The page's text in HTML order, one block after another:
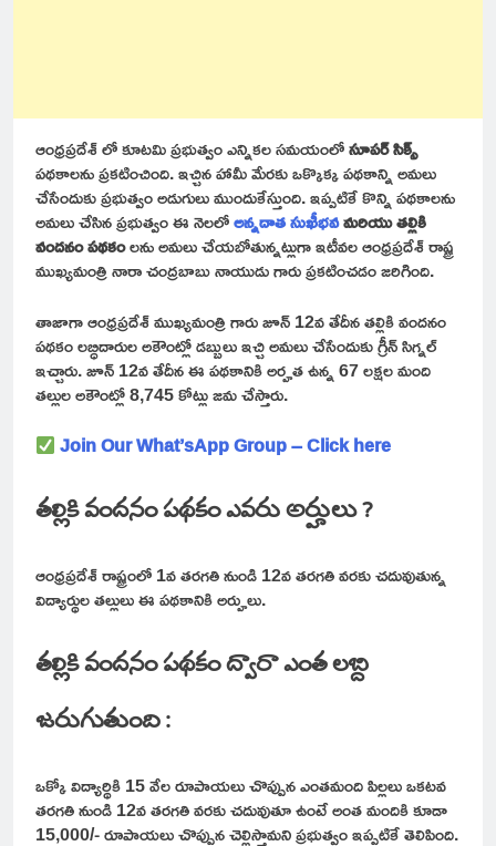
ఆంధ్రప్రదేశ్ లో కూటమి ప్రభుత్వం ఎన్నికల సమయంలోసూపర్ సిక్స్
పథకాలను ప్రకటించింది. ఇచ్చిన హామీ మేరకు ఒక్కొక్క పథకాన్ని అమలు
చేసేందుకు ప్రభుత్వం అడుగులు ముందుకేస్తుంది. ఇప్పటికే కొన్ని పథకాలను
అమలు చేసిన ప్రభుత్వం ఈ నెలలోఅన్నదాత సుఖీభవమరియు తల్లికి
వందనంపథకంలను అమలు చేయబోతున్నట్లుగా ఇటీవల ఆంధ్రప్రదేశ్ రాష్ట్ర
ముఖ్యమంత్రి నారా చంద్రబాబు నాయుడు గారు ప్రకటించడం జరిగింది.
తాజాగా ఆంధ్రప్రదేశ్ ముఖ్యమంత్రి గారు జూన్ 12వ తేదీన తల్లికి వందనం
పథకం లబ్ధిదారుల అకౌంట్లో డబ్బులు ఇచ్చి అమలు చేసేందుకు గ్రీన్ సిగ్నల్
ఇచ్చారు. జూన్ 12వ తేదీన ఈ పథకానికి అర్హత ఉన్న 67 లక్షల మంది
తల్లుల అకౌంట్లో 8,745 కోట్లు జమ చేస్తారు.
Join Our What’sApp Group – Click here
తల్లికి వందనం పథకం ఎవరు అర్హులు ?
ఆంధ్రప్రదేశ్ రాష్ట్రంలో 1వ తరగతి నుండి 12వ తరగతి వరకు చదువుతున్న
విద్యార్థుల తల్లులు ఈ పథకానికి అర్హులు.
తల్లికి వందనం పథకం ద్వారా ఎంత లబ్ది
జరుగుతుంది :
ఒక్కో విద్యార్థికి 15 వేల రూపాయలు చొప్పున ఎంతమంది పిల్లలు ఒకటవ
తరగతి నుండి 12వ తరగతి వరకు చదువుతూ ఉంటే అంత మందికి కూడా
15,000/- రూపాయలు చొప్పున చెల్లిస్తామని ప్రభుత్వం ఇప్పటికే తెలిపింది.